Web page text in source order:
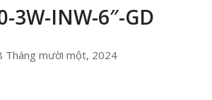
3W-INW-6″-GD
Tháng mười một, 2024